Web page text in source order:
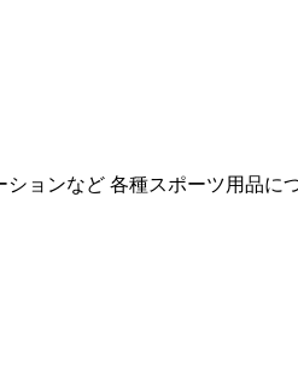
ョンなど 各種スポーツ用品に